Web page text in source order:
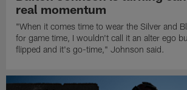
real momentum
"When it comes time to wear the Silver and
for game time, I wouldn't call it an alter ego
flipped and it's go-time," Johnson said.